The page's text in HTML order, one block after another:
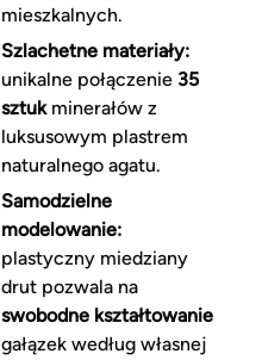
mieszkalnych.
Szlachetne materiały:
unikalne połączenie 35
sztukminerałów z
luksusowym plastrem
naturalnego agatu.
Samodzielne
modelowanie:
plastyczny miedziany
drut pozwala na
swobodne kształtowanie
gałązek według własnej